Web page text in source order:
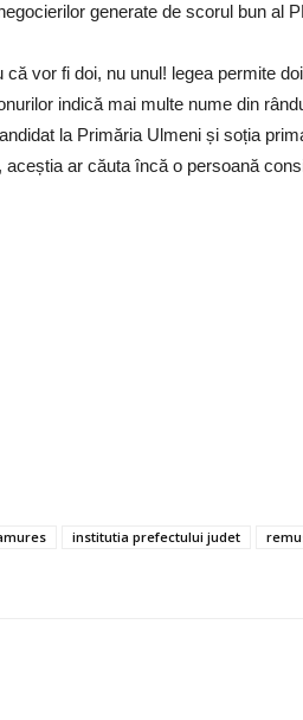
generate de scorul bun al
vor fi doi, nu unul! legea permite
indică mai multe nume din
la Primăria Ulmeni și soția
ar căuta încă o persoană
institutia prefectului judet